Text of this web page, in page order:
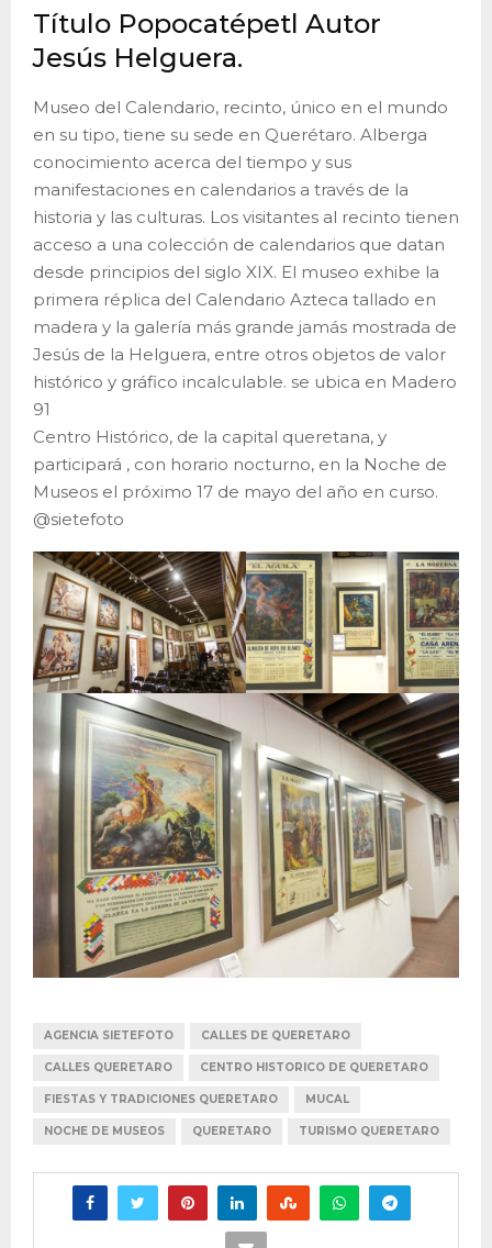
Título Popocatépetl Autor
Jesús Helguera.
Museo del Calendario, recinto, único en el mundo
en su tipo, tiene su sede en Querétaro. Alberga
conocimiento acerca del tiempo y sus
manifestaciones en calendarios a través de la
historia y las culturas. Los visitantes al recinto tienen
acceso a una colección de calendarios que datan
desde principios del siglo XIX. El museo exhibe la
primera réplica del Calendario Azteca tallado en
madera y la galería más grande jamás mostrada de
Jesús de la Helguera, entre otros objetos de valor
histórico y gráfico incalculable. se ubica en Madero
91
Centro Histórico, de la capital queretana, y
participará , con horario nocturno, en la Noche de
Museos el próximo 17 de mayo del año en curso.
@sietefoto
AGENCIA SIETEFOTO CALLES DE QUERETARO
CALLES QUERETARO CENTRO HISTORICO DE QUERETARO
FIESTAS Y TRADICIONES QUERETARO MUCAL
NOCHE DE MUSEOS QUERETARO TURISMO QUERETARO